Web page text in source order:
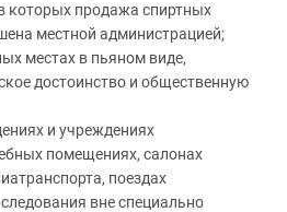
которых продажа спиртных
местной администрацией;
местах в пьяном виде,
достоинство и общественную
и учреждениях
помещениях, салонах
поездах
вне специально